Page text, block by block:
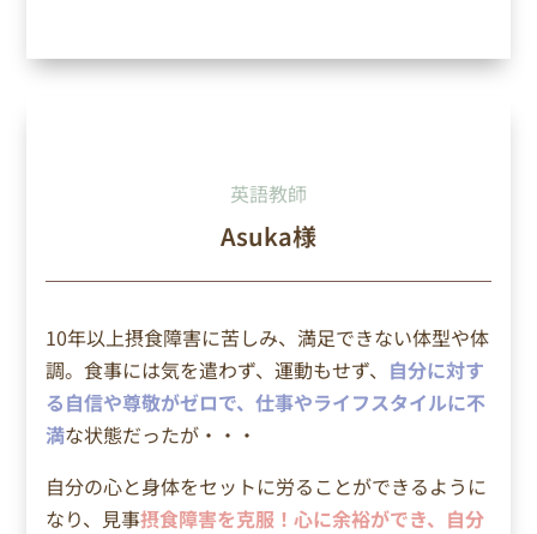
英語教師
Asuka様
10年以上摂食障害に苦しみ、満足できない体型や体
調。食事には気を遣わず、運動もせず、 自分に対す
る自信や尊敬がゼロで、仕事やライフスタイルに不
満な状態だったが・・・
自分の心と身体をセットに労ることができるように
なり、見事摂食障害を克服！心に余裕ができ、自分